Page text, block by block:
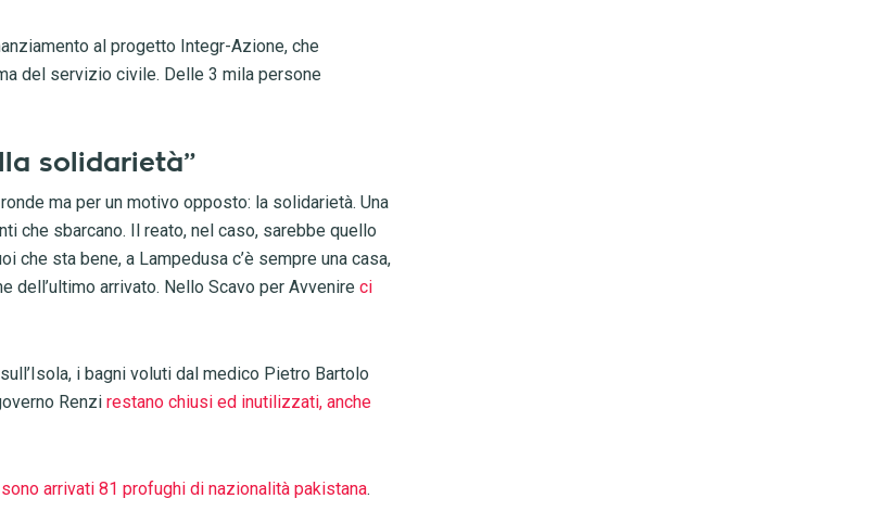
al progetto Integr-Azione, che
del servizio civile. Delle 3 mila persone
solidarietà”
ma per un motivo opposto: la solidarietà. Una
che sbarcano. Il reato, nel caso, sarebbe quello
che sta bene, a Lampedusa c’è sempre una casa,
dell’ultimo arrivato. Nello Scavo per Avvenire ci
i bagni voluti dal medico Pietro Bartolo
Renzi restano chiusi ed inutilizzati, anche
sono arrivati 81 profughi di nazionalità pakistana.